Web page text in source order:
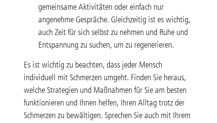
gemeinsame Aktivitäten oder einfach nur
angenehme Gespräche. Gleichzeitig ist es wichtig,
auch Zeit für sich selbst zu nehmen und Ruhe und
Entspannung zu suchen, um zu regenerieren.
Es ist wichtig zu beachten, dass jeder Mensch
individuell mit Schmerzen umgeht. Finden Sie heraus,
welche Strategien und Maßnahmen für Sie am besten
funktionieren und Ihnen helfen, Ihren Alltag trotz der
Schmerzen zu bewältigen. Sprechen Sie auch mit Ihrem